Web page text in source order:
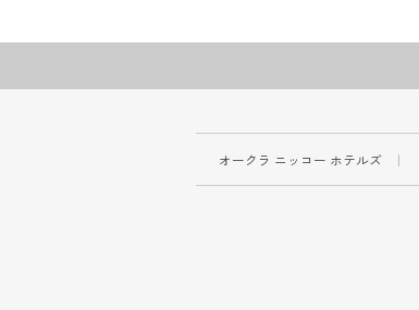
オークラ ニッコー ホテルズ